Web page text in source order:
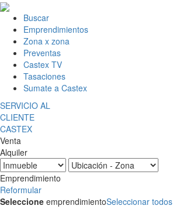
Buscar
Emprendimientos
Zona x zona
Preventas
Castex TV
Tasaciones
Sumate a Castex
SERVICIO AL
CLIENTE
CASTEX
Venta
Alquiler
Emprendimiento
Reformular
Seleccione emprendimientoSeleccionar todos